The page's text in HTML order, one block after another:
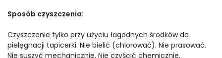
Sposób czyszczenia:
Czyszczenie tylko przy użyciu łagodnych środków do
pielęgnacji tapicerki. Nie bielić (chlorować). Nie prasować.
Nie suszyć mechanicznie. Nie czyścić chemicznie.